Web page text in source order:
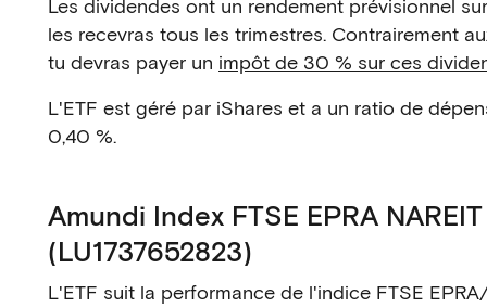
Les dividendes ont un rendement prévisionnel
les recevras tous les trimestres. Contrairement
tu devras payer un impôt de 30 % sur ces
L'ETF est géré par iShares et a un ratio de
0,40 %.
Amundi Index FTSE EPRA
(LU1737652823)
L'ETF suit la performance de l'indice FTSE